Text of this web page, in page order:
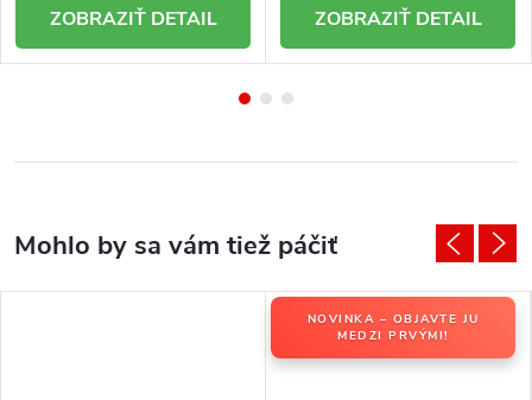
DETAIL DETAIL
NOVINKA – OBJAVTE JU
MEDZI PRVÝMI!